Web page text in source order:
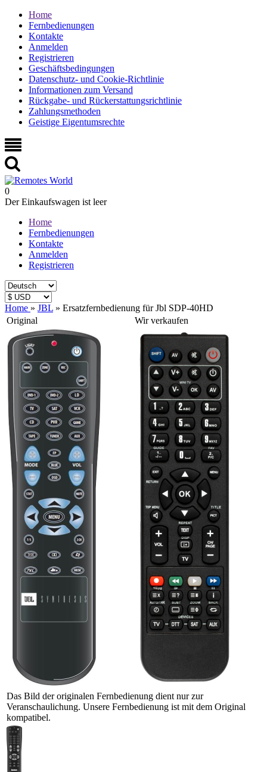
Home
Fernbedienungen
Kontakte
Anmelden
Registrieren
Geschäftsbedingungen
Datenschutz- und Cookie-Richtlinie
Informationen zum Versand
Rückgabe- und Rückerstattungsrichtlinie
Zahlungsmethoden
Geistige Eigentumsrechte
0
Der Einkaufswagen ist leer
Home
Fernbedienungen
Kontakte
Anmelden
Registrieren
Home » JBL » Ersatzfernbedienung für Jbl SDP-40HD
Original
Wir verkaufen
Das Bild der originalen Fernbedienung dient nur zur
Veranschaulichung. Unsere Fernbedienung ist mit dem Original
kompatibel.